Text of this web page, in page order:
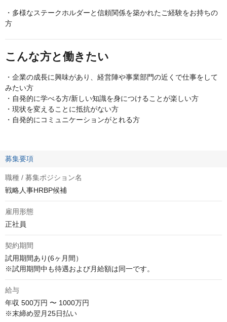
・多様なステークホルダーと信頼関係を築かれたご経験をお持ちの
方
こんな方と働きたい
・企業の成長に興味があり、経営陣や事業部門の近くで仕事をして
みたい方
・自発的に学べる方/新しい知識を身につけることが楽しい方
・現状を変えることに抵抗がない方
・自発的にコミュニケーションがとれる方
募集要項
職種 / 募集ポジション名
戦略人事HRBP候補
雇用形態
正社員
契約期間
試用期間あり(6ヶ月間）
※試用期間中も待遇および月給額は同一です。
給与
年収 500万円 〜 1000万円
※末締め翌月25日払い